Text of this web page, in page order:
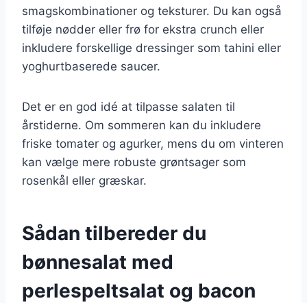
smagskombinationer og teksturer. Du kan også
tilføje nødder eller frø for ekstra crunch eller
inkludere forskellige dressinger som tahini eller
yoghurtbaserede saucer.
Det er en god idé at tilpasse salaten til
årstiderne. Om sommeren kan du inkludere
friske tomater og agurker, mens du om vinteren
kan vælge mere robuste grøntsager som
rosenkål eller græskar.
Sådan tilbereder du
bønnesalat med
perlespeltsalat og bacon